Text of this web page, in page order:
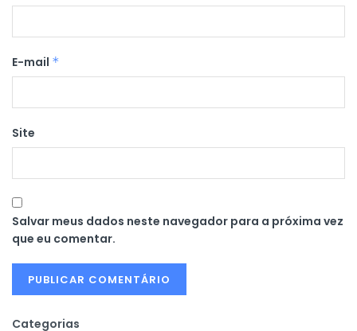
E-mail *
Site
Salvar meus dados neste navegador para a próxima vez
que eu comentar.
Categorias